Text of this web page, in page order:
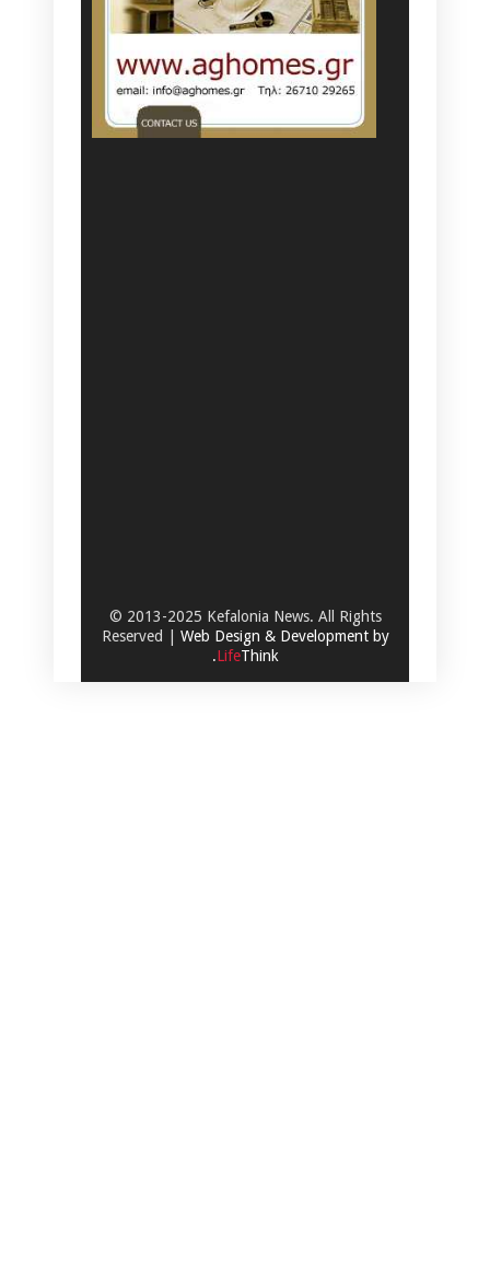
© 2013-2025 Kefalonia News. All Rights
Reserved | Web Design & Development by
.LifeThink